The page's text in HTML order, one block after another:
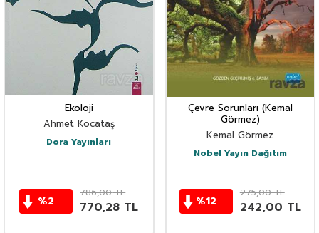
Ekoloji
Ahmet Kocataş
Dora Yayınları
%2
786,00TL
770,28 TL
Çevre Sorunları (Kemal
Görmez)
Kemal Görmez
Nobel Yayın Dağıtım
%12
275,00TL
242,00 TL